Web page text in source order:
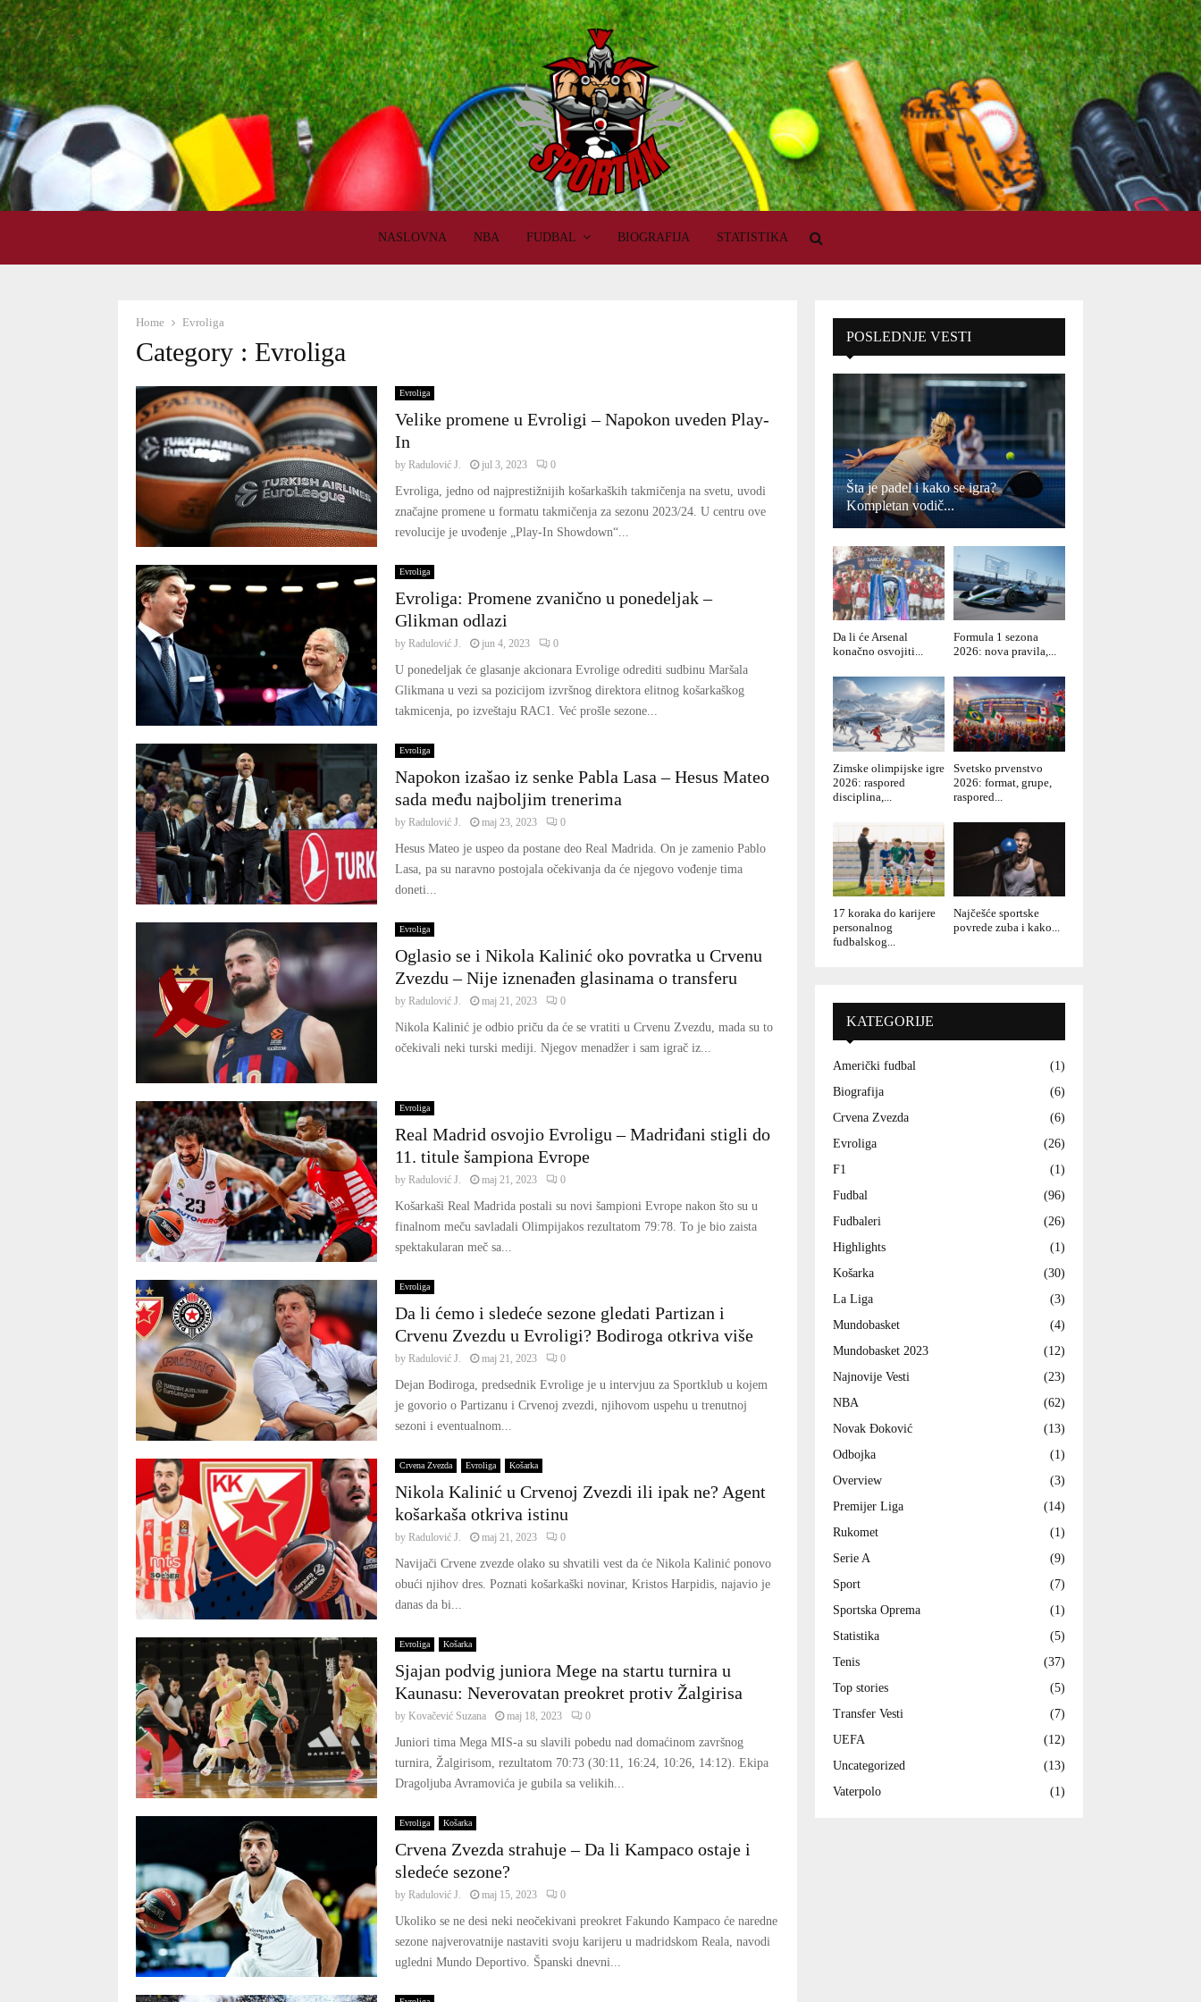
NASLOVNA NBA FUDBAL BIOGRAFIJA STATISTIKA
Home Evroliga
Category : Evroliga
Evroliga
Velike promene u Evroligi – Napokon uveden Play-
In
by Radulović J. jul 3, 2023 0
Evroliga, jedno od najprestižnijih košarkaških takmičenja na svetu, uvodi
značajne promene u formatu takmičenja za sezonu 2023/24. U centru ove
revolucije je uvođenje „Play-In Showdown“...
Evroliga
Evroliga: Promene zvanično u ponedeljak –
Glikman odlazi
by Radulović J. jun 4, 2023 0
U ponedeljak će glasanje akcionara Evrolige odrediti sudbinu Maršala
Glikmana u vezi sa pozicijom izvršnog direktora elitnog košarkaškog
takmicenja, po izveštaju RAC1. Već prošle sezone...
Evroliga
Napokon izašao iz senke Pabla Lasa – Hesus Mateo
sada među najboljim trenerima
by Radulović J. maj 23, 2023 0
Hesus Mateo je uspeo da postane deo Real Madrida. On je zamenio Pablo
Lasa, pa su naravno postojala očekivanja da će njegovo vođenje tima
doneti...
Evroliga
Oglasio se i Nikola Kalinić oko povratka u Crvenu
Zvezdu – Nije iznenađen glasinama o transferu
by Radulović J. maj 21, 2023 0
Nikola Kalinić je odbio priču da će se vratiti u Crvenu Zvezdu, mada su to
očekivali neki turski mediji. Njegov menadžer i sam igrač iz...
Evroliga
Real Madrid osvojio Evroligu – Madriđani stigli do
11. titule šampiona Evrope
by Radulović J. maj 21, 2023 0
Košarkaši Real Madrida postali su novi šampioni Evrope nakon što su u
finalnom meču savladali Olimpijakos rezultatom 79:78. To je bio zaista
spektakularan meč sa...
Evroliga
Da li ćemo i sledeće sezone gledati Partizan i
Crvenu Zvezdu u Evroligi? Bodiroga otkriva više
by Radulović J. maj 21, 2023 0
Dejan Bodiroga, predsednik Evrolige je u intervjuu za Sportklub u kojem
je govorio o Partizanu i Crvenoj zvezdi, njihovom uspehu u trenutnoj
sezoni i eventualnom...
Crvena Zvezda Evroliga Košarka
Nikola Kalinić u Crvenoj Zvezdi ili ipak ne? Agent
košarkaša otkriva istinu
by Radulović J. maj 21, 2023 0
Navijači Crvene zvezde olako su shvatili vest da će Nikola Kalinić ponovo
obući njihov dres. Poznati košarkaški novinar, Kristos Harpidis, najavio je
danas da bi...
Evroliga Košarka
Sjajan podvig juniora Mege na startu turnira u
Kaunasu: Neverovatan preokret protiv Žalgirisa
by Kovačević Suzana maj 18, 2023 0
Juniori tima Mega MIS-a su slavili pobedu nad domaćinom završnog
turnira, Žalgirisom, rezultatom 70:73 (30:11, 16:24, 10:26, 14:12). Ekipa
Dragoljuba Avramovića je gubila sa velikih...
Evroliga Košarka
Crvena Zvezda strahuje – Da li Kampaco ostaje i
sledeće sezone?
by Radulović J. maj 15, 2023 0
Ukoliko se ne desi neki neočekivani preokret Fakundo Kampaco će naredne
sezone najverovatnije nastaviti svoju karijeru u madridskom Reala, navodi
ugledni Mundo Deportivo. Španski dnevni...
POSLEDNJE VESTI
Šta je padel i kako se igra?
Kompletan vodič...
Da li će Arsenal
konačno osvojiti...
Formula 1 sezona
2026: nova pravila,...
Zimske olimpijske igre
2026: raspored
disciplina,...
Svetsko prvenstvo
2026: format, grupe,
raspored...
17 koraka do karijere
personalnog
fudbalskog...
Najčešće sportske
povrede zuba i kako...
KATEGORIJE
Američki fudbal
(1)
Biografija
(6)
Crvena Zvezda
(6)
Evroliga
(26)
F1
(1)
Fudbal
(96)
Fudbaleri
(26)
Highlights
(1)
Košarka
(30)
La Liga
(3)
Mundobasket
(4)
Mundobasket 2023
(12)
Najnovije Vesti
(23)
NBA
(62)
Novak Đoković
(13)
Odbojka
(1)
Overview
(3)
Premijer Liga
(14)
Rukomet
(1)
Serie A
(9)
Sport
(7)
Sportska Oprema
(1)
Statistika
(5)
Tenis
(37)
Top stories
(5)
Transfer Vesti
(7)
UEFA
(12)
Uncategorized
(13)
Vaterpolo
(1)